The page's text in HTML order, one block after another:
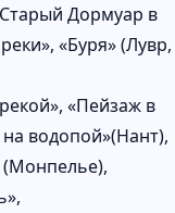
Дормуар в
«Буря» (Лувр,
«Пейзаж в
водопой»(Нант),
(Монпелье),